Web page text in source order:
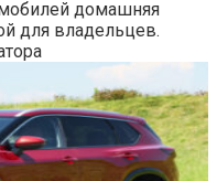
домашняя
для владельцев.